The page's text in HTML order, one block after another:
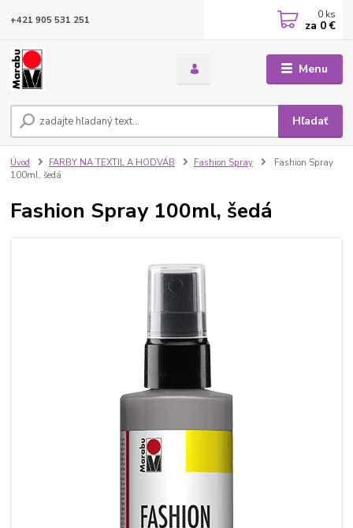
Menu
Hľadať
+421 905 531 251 0 ks
za 0 €
Úvod FARBY NA TEXTIL A HODVÁB Fashion Spray
Fashion Spray
100ml, šedá
Fashion Spray 100ml, šedá